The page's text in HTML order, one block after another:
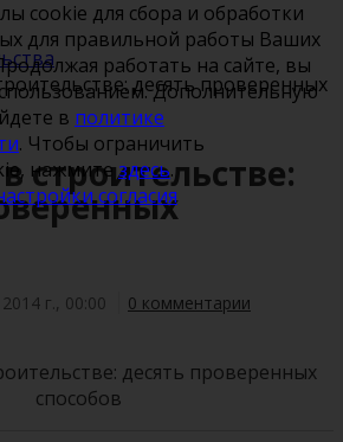
десять проверенных
строительстве:
г., 00:00
0 комментарии
cookie для сбора и обработки
для правильной работы Ваших
работать на сайте, вы
Дополнительную
в политике
. Чтобы ограничить
нажмитездесь.
согласия